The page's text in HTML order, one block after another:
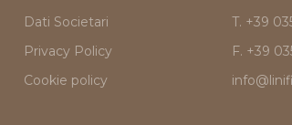
Dati Societari
Privacy Policy
Cookie policy
T. +39
F. +39